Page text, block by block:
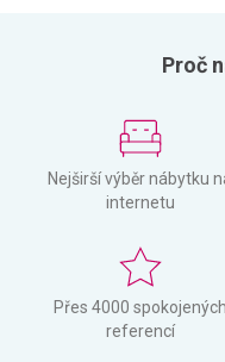
Proč
Nejširší výběr nábytku
internetu
Přes 4000 spokojených
referencí